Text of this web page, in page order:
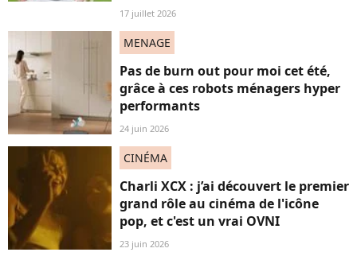
17 juillet 2026
MENAGE
Pas de burn out pour moi cet été,
grâce à ces robots ménagers hyper
performants
24 juin 2026
CINÉMA
Charli XCX : j’ai découvert le premier
grand rôle au cinéma de l'icône
pop, et c'est un vrai OVNI
23 juin 2026